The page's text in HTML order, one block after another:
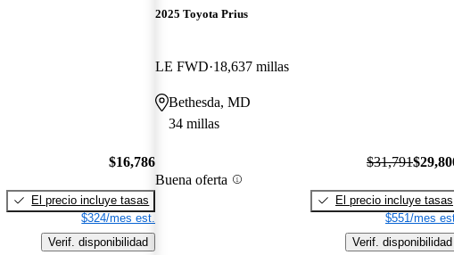
$16,786
El precio incluye tasas
$324/mes est.
Verif. disponibilidad
2025 Toyota Prius
LE FWD 18,637 millas
Bethesda, MD
34 millas
Buena oferta
$31,791
El precio incluye tasas
$551/mes
Verif. disponibilidad